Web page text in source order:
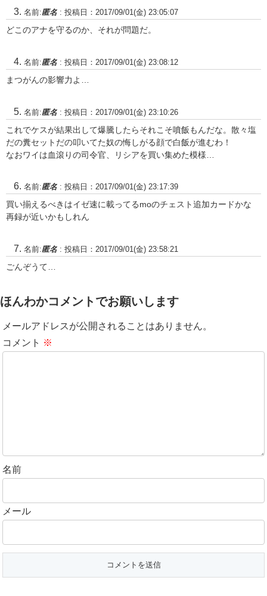
名前:匿名 : 投稿日：2017/09/01(金) 23:05:07
どこのアナを守るのか、それが問題だ。
名前:匿名 : 投稿日：2017/09/01(金) 23:08:12
まつがんの影響力よ…
名前:匿名 : 投稿日：2017/09/01(金) 23:10:26
これでケスが結果出して爆騰したらそれこそ噴飯もんだな。散々塩
だの糞セットだの叩いてた奴の悔しがる顔で白飯が進むわ！
なおワイは血滾りの司令官、リシアを買い集めた模様…
名前:匿名 : 投稿日：2017/09/01(金) 23:17:39
買い揃えるべきはイゼ速に載ってるmoのチェスト追加カードかな
再録が近いかもしれん
名前:匿名 : 投稿日：2017/09/01(金) 23:58:21
ごんぞうて…
ほんわかコメントでお願いします
メールアドレスが公開されることはありません。
コメント ※
名前
メール